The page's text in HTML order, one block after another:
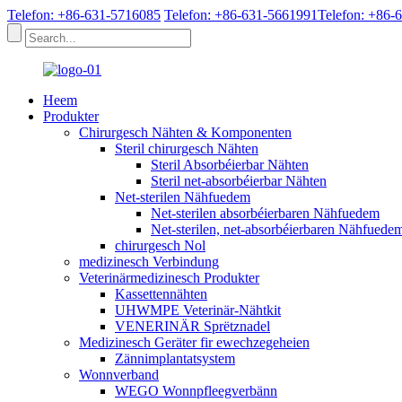
Telefon: +86-631-5716085 Telefon: +86-631-5661991Telefon: +86-
Heem
Produkter
Chirurgesch Nähten & Komponenten
Steril chirurgesch Nähten
Steril Absorbéierbar Nähten
Steril net-absorbéierbar Nähten
Net-sterilen Nähfuedem
Net-sterilen absorbéierbaren Nähfuedem
Net-sterilen, net-absorbéierbaren
chirurgesch Nol
medizinesch Verbindung
Veterinärmedizinesch Produkter
Kassettennähten
UHWMPE Veterinär-Nähtkit
VENERINÄR Sprëtznadel
Medizinesch Geräter fir ewechzegeheien
Zännimplantatsystem
Wonnverband
WEGO Wonnpfleegverbänn